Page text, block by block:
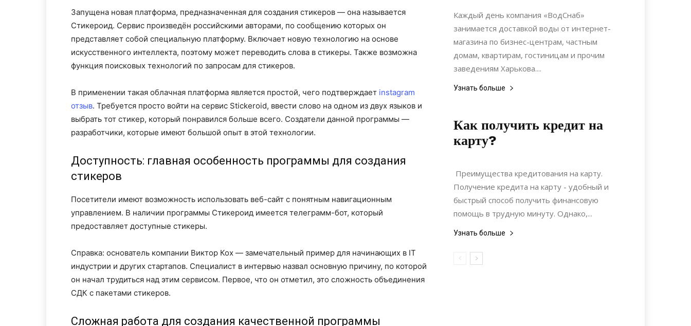
Запущена новая платформа, предназначенная для создания стикеров — она называется
Стикероид. Сервис произведён российскими авторами, по сообщению которых он
представляет собой специальную платформу. Включает новую технологию на основе
искусственного интеллекта, поэтому может переводить слова в стикеры. Также возможна
функция поисковых технологий по запросам для стикеров.
В применении такая облачная платформа является простой, чего подтверждает instagram
отзыв. Требуется просто войти на сервис Stickeroid, ввести слово на одном из двух языков и
выбрать тот стикер, который понравился больше всего. Создатели данной программы —
разработчики, которые имеют большой опыт в этой технологии.
Доступность: главная особенность программы для создания
стикеров
Посетители имеют возможность использовать веб-сайт с понятным навигационным
управлением. В наличии программы Стикероид имеется телеграмм-бот, который
предоставляет доступные стикеры.
Справка: основатель компании Виктор Кох — замечательный пример для начинающих в IT
индустрии и других стартапов. Специалист в интервью назвал основную причину, по которой
он начал трудиться над этим сервисом. Первое, что он отметил, это сложность объединения
СДК с пакетами стикеров.
Сложная работа для создания качественной программы
Каждый день компания «ВодСнаб»
занимается доставкой воды от интернет-
магазина по бизнес-центрам, частным
домам, квартирам, гостиницам и прочим
заведениям Харькова....
Узнать больше
Как получить кредит на
карту?
15.07.2022
Преимущества кредитования на карту.
Получение кредита на карту - удобный и
быстрый способ получить финансовую
помощь в трудную минуту. Однако,...
Узнать больше